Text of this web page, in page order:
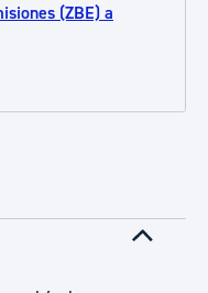
(ZBE) a